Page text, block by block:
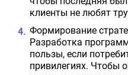
клиенты не любят
Формирование
Разработка
пользы, если
привилегиях. Чтобы